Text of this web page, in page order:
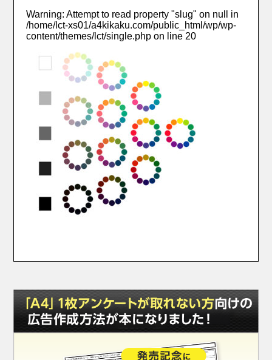
Warning: Attempt to read property "slug" on null in
/home/lct-xs01/a4kikaku.com/public_html/wp/wp-
content/themes/lct/single.php on line 20